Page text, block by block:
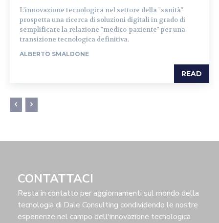
L'innovazione tecnologica nel settore della "sanità"
prospetta una ricerca di soluzioni digitali in grado di
semplificare la relazione "medico-paziente" per una
transizione tecnologica definitiva.
ALBERTO SMALDONE
READ
CONTATTACI
Resta in contatto per aggiornamenti sul mondo della
tecnologia di Dale Consulting condividendo le nostre
esperienze nel campo dell'innovazione tecnologica